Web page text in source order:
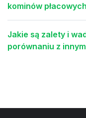
kominów
Jakie są zalety i
porównaniu z